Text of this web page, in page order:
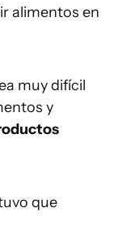
alimentos en
muy difícil
y
que